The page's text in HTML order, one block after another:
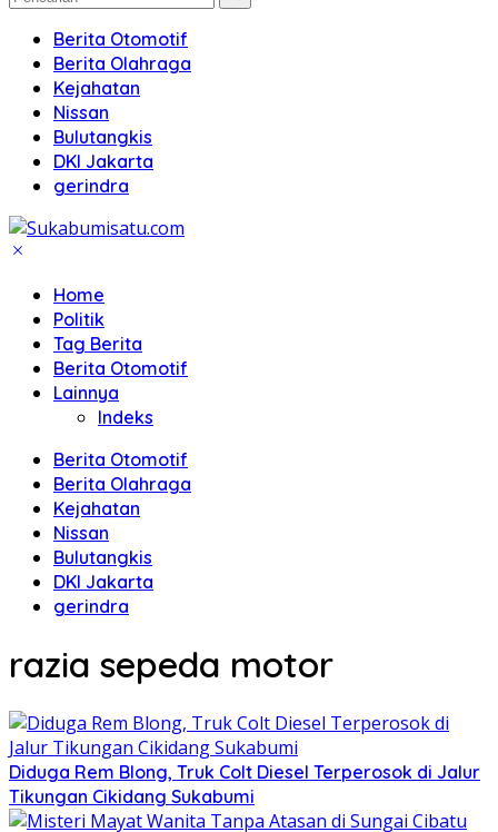
Berita Otomotif
Berita Olahraga
Kejahatan
Nissan
Bulutangkis
DKI Jakarta
gerindra
Home
Politik
Tag Berita
Berita Otomotif
Lainnya
Indeks
Berita Otomotif
Berita Olahraga
Kejahatan
Nissan
Bulutangkis
DKI Jakarta
gerindra
razia sepeda motor
Diduga Rem Blong, Truk Colt Diesel Terperosok di Jalur
Tikungan Cikidang Sukabumi